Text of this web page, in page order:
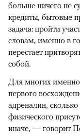
больше ничего не
кредиты, бытовые
задача: пройти
словам, именно в
перестает
собой.
Для многих
первого
адреналин,
физического
иначе, — говорит